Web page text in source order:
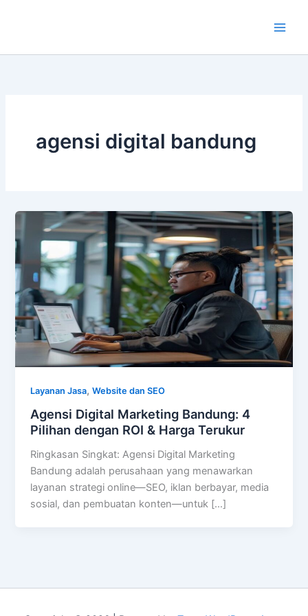
agensi digital bandung
Layanan Jasa,Website dan SEO
Agensi Digital Marketing Bandung: 4
Pilihan dengan ROI & Harga Terukur
Ringkasan Singkat: Agensi Digital Marketing
Bandung adalah perusahaan yang menawarkan
layanan strategi online—SEO, iklan berbayar, media
sosial, dan pembuatan konten—untuk […]